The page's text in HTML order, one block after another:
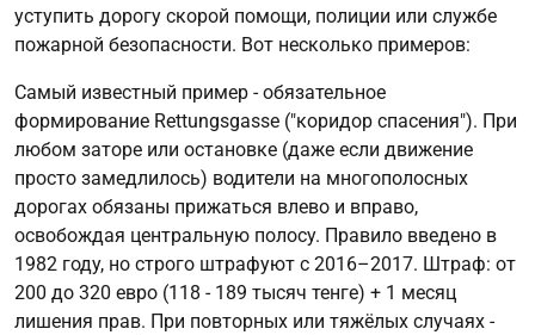
уступить дорогу скорой помощи, полиции или службе
пожарной безопасности. Вот несколько примеров:
Самый известный пример - обязательное
формирование Rettungsgasse ("коридор спасения"). При
любом заторе или остановке (даже если движение
просто замедлилось) водители на многополосных
дорогах обязаны прижаться влево и вправо,
освобождая центральную полосу. Правило введено в
1982 году, но строго штрафуют с 2016–2017. Штраф: от
200 до 320 евро (118 - 189 тысяч тенге) + 1 месяц
лишения прав. При повторных или тяжёлых случаях -